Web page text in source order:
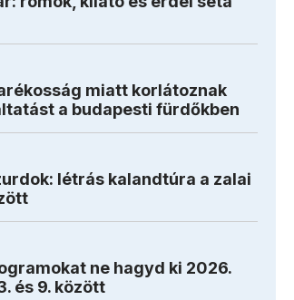
miatt korlátoznak
a budapesti fürdőkben
létrás kalandtúra a zalai
ne hagyd ki 2026.
és 9. között